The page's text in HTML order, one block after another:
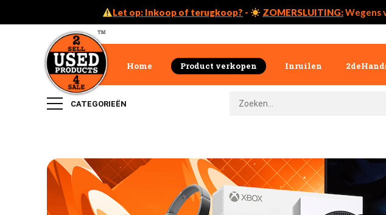
Let op: Inkoop of terugkoop? - ZOMERSLUITING:Wegens
Home Product verkopen Inruilen
CATEGORIEËN